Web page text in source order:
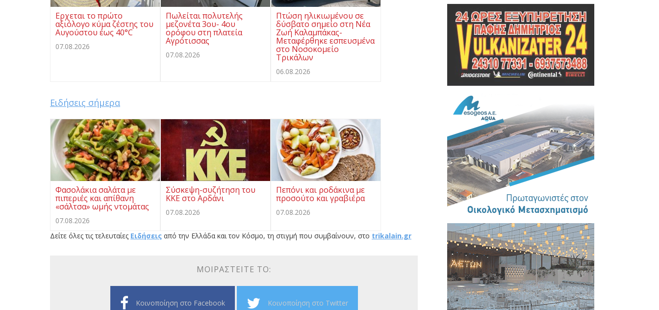
Ερχεται το πρώτο
αξιόλογο κύμα ζέστης του
Αυγούστου έως 40°C
07.08.2026
Πωλείται πολυτελής
μεζονέτα 3ου- 4ου
ορόφου στη πλατεία
Αγρότισσας
07.08.2026
Πτώση ηλικιωμένου σε
δύσβατο σημείο στη Νέα
Ζωή Καλαμπάκας-
Μεταφέρθηκε εσπευσμένα
στο Νοσοκομείο
Τρικάλων
06.08.2026
Ειδήσεις σήμερα
Φασολάκια σαλάτα με
πιπεριές και απίθανη
«σάλτσα» ωμής ντομάτας
07.08.2026
Σύσκεψη-συζήτηση του
ΚΚΕ στο Αρδάνι
07.08.2026
Πεπόνι και ροδάκινα με
προσούτο και γραβιέρα
07.08.2026
Δείτε όλες τις τελευταίες Ειδήσεις από την Ελλάδα και τον Κόσμο, τη στιγμή που συμβαίνουν, στο trikalain.gr
ΜΟΙΡΑΣΤΕΊΤΕ ΤΟ:
Κοινοποίηση στο Facebook Κοινοποίηση στο Twitter